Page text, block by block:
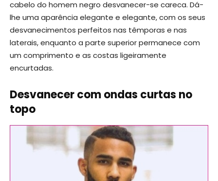
cabelo do homem negro desvanecer-se careca. Dá-
lhe uma aparência elegante e elegante, com os seus
desvanecimentos perfeitos nas têmporas e nas
laterais, enquanto a parte superior permanece com
um comprimento e as costas ligeiramente
encurtadas.
Desvanecer com ondas curtas no
topo